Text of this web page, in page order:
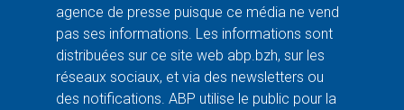
agence de presse puisque ce média ne vend
pas ses informations. Les informations sont
distribuées sur ce site web abp.bzh, sur les
réseaux sociaux, et via des newsletters ou
des notifications. ABP utilise le public pour la